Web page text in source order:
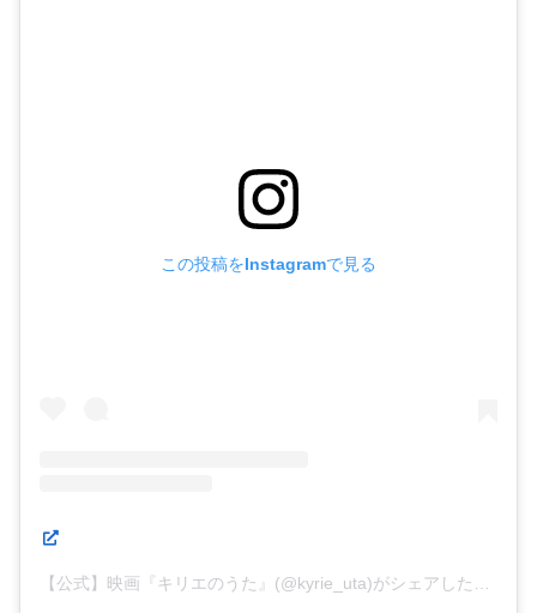
この投稿をInstagramで見る
【公式】映画『キリエのうた』(@kyrie_uta)がシェアした投稿